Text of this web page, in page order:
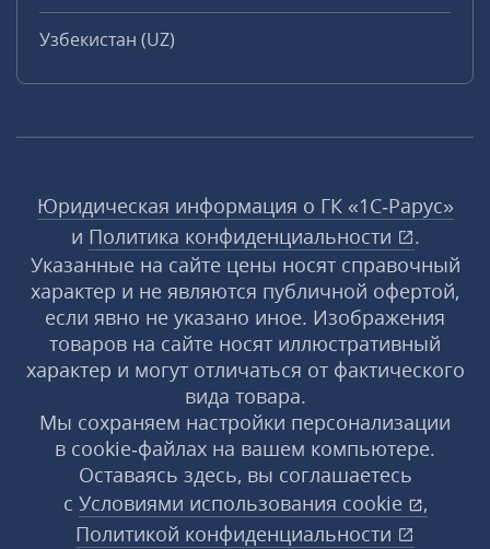
Узбекистан (UZ)
Юридическая информация о ГК «1С‑Рарус»
и Политика конфиденциальности
.
Указанные на сайте цены носят справочный
характер и не являются публичной офертой,
если явно не указано иное. Изображения
товаров на сайте носят иллюстративный
характер и могут отличаться от фактического
вида товара.
Мы сохраняем настройки персонализации
в cookie‑файлах на вашем компьютере.
Оставаясь здесь, вы соглашаетесь
с Условиями использования cookie
,
Политикой конфиденциальности